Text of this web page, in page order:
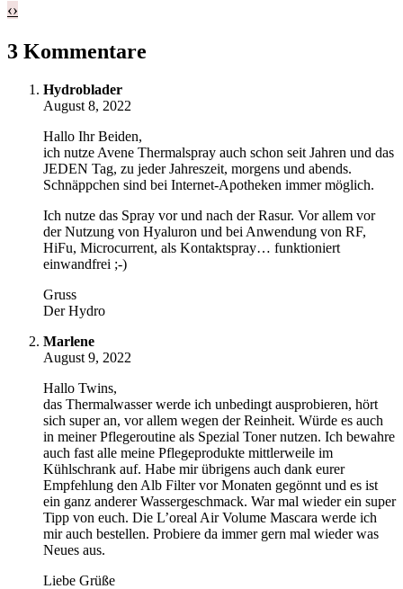
‹›
3 Kommentare
Hydroblader
August 8, 2022
Hallo Ihr Beiden,
ich nutze Avene Thermalspray auch schon seit Jahren und das
JEDEN Tag, zu jeder Jahreszeit, morgens und abends.
Schnäppchen sind bei Internet-Apotheken immer möglich.
Ich nutze das Spray vor und nach der Rasur. Vor allem vor
der Nutzung von Hyaluron und bei Anwendung von RF,
HiFu, Microcurrent, als Kontaktspray… funktioniert
einwandfrei ;-)
Gruss
Der Hydro
Marlene
August 9, 2022
Hallo Twins,
das Thermalwasser werde ich unbedingt ausprobieren, hört
sich super an, vor allem wegen der Reinheit. Würde es auch
in meiner Pflegeroutine als Spezial Toner nutzen. Ich bewahre
auch fast alle meine Pflegeprodukte mittlerweile im
Kühlschrank auf. Habe mir übrigens auch dank eurer
Empfehlung den Alb Filter vor Monaten gegönnt und es ist
ein ganz anderer Wassergeschmack. War mal wieder ein super
Tipp von euch. Die L’oreal Air Volume Mascara werde ich
mir auch bestellen. Probiere da immer gern mal wieder was
Neues aus.
Liebe Grüße